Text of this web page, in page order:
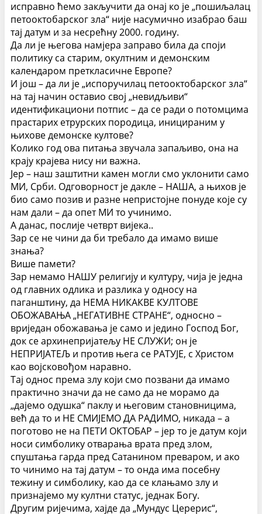
исправно ћемо закључити да онај ко је „пошиљалац
петооктобарског зла“ није насумично изабрао баш
тај датум и за несрећну 2000. годину.
Да ли је његова намјера заправо била да споји
политику са старим, окултним и демонским
календаром преткласичне Европе?
И још – да ли је „испоручилац петооктобарског зла“
на тај начин оставио свој „невидљиви“
идентификациони потпис – да се ради о потомцима
прастарих етрурских породица, иницираним у
њихове демонске култове?
Колико год ова питања звучала запаљиво, она на
крају крајева нису ни важна.
Јер – наш заштитни камен могли смо уклонити само
МИ, Срби. Одговорност је дакле – НАША, а њихов је
био само позив и разне непристојне понуде које су
нам дали – да опет МИ то учинимо.
А данас, послије четврт вијека..
Зар се не чини да би требало да имамо више
знања?
Више памети?
Зар немамо НАШУ религију и културу, чија је једна
од главних одлика и разлика у односу на
паганштину, да НЕМА НИКАКВЕ КУЛТОВЕ
ОБОЖАВАЊА „НЕГАТИВНЕ СТРАНЕ“, односно –
вриједан обожавања је само и једино Господ Бог,
док се архинепријатељу НЕ СЛУЖИ; он је
НЕПРИЈАТЕЉ и против њега се РАТУЈЕ, с Христом
као војсковођом наравно.
Тај однос према злу који смо позвани да имамо
практично значи да не само да не морамо да
„дајемо одушка“ паклу и његовим становницима,
већ да то и НЕ СМИЈЕМО ДА РАДИМО, никада – а
поготово не на ПЕТИ ОКТОБАР – јер то је датум који
носи симболику отварања врата пред злом,
спуштања гарда пред Сатанином преваром, и ако
то чинимо на тај датум – то онда има посебну
тежину и симболику, као да се клањамо злу и
признајемо му култни статус, једнак Богу.
Другим ријечима, хајде да „Мундус Церерис“,